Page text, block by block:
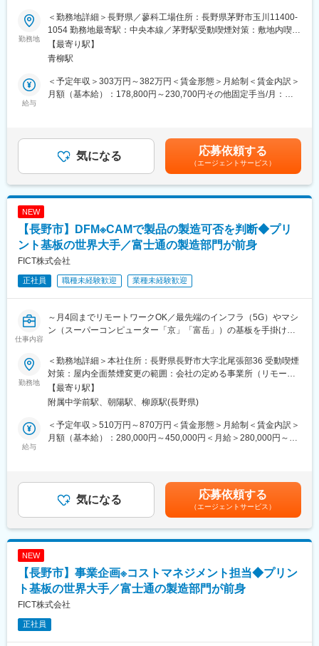
されます。
（3） 圧倒的な知名度、豊富な商品数により得られる商談機会の
多さ：
て、お客様のご要望に合わせて最適な1台を提案できます。
人2025への認定実績あり！
■多様なキャリアパス：
年齢・入社歴関係なく全社員に挑戦の機会が与えられます。セー
ルスリーダーなどで営業フロントを極めるのもよし、店舗経営者
実現できます。
■入社後の教育体制：
入社後の2週間の導入研修をはじめ、多彩な研修で成長をサポート
し、それぞれの役職や志向性に合わせた能力開発の制度も充実し
■当社について：
『日本のガリバーから世界のIDOMへ』東証プライム上場でクルマ
https://idom-inc.com/recruit/career-sales/
■業務概要
当社は長野県茅野市を拠点に、全国規模の建設用・建築用金属製
品の製造・施工を担っています。本ポジションでは、鉄骨組立工
として、鉄骨の組立や加工作業、型鋼や鋼管に鋼板を取り付ける
溶接・検査業務をお任せします。安全かつ高品質な製品を提供す
るため、現場や工場内での一連の工程に携わり、チームで大型建
築物の基盤を支える役割です。
・型鋼、鋼管に鋼板を取り付ける溶接・検査等の作業
■扱うサービス
■働く環境
・土日祝休、年休125日、プライベートが充実できる環境です
業務については物件毎、チームを組んで作図するので個別の指導
を気兼ねなく受けられます。
引越手当を支給しています。現在遠方にお住いの方も大歓迎で
す。
安心して働ける環境が整っています。
■当社について：
当社は意匠性、デザイン性の高い鋼構造物や地震から建物を守る
耐震装置などを製作する会社です。
設計会社・ゼネコンから発注を受注した設計図をもとに、建設物
用の鉄骨・金属の製造・加工・現場施工を行っています。
変更の範囲：会社の定める業務
勤務地
＜勤務地詳細＞長野県／蓼科工場住所：長野県茅野市玉川11400-
1054 勤務地最寄駅：中央本線／茅野駅受動喫煙対策：敷地内喫煙
可能場所あり変更の範囲：会社の定める事業所
【最寄り駅】
青柳駅
給与
＜予定年収＞303万円～382万円＜賃金形態＞月給制＜賃金内訳＞
月額（基本給）：178,800円～230,700円その他固定手当/月：
を通じて上下する可能性があります。月給(月額)は固定手当を含め
た表記です。気になる 応募依頼する
（エージェントサービス）
NEW
【長野市】DFM※CAMで製品の製造可否を判断◆プリ
ント基板の世界大手／富士通の製造部門が前身
FICT株式会社
正社員 職種未経験歓迎 業種未経験歓迎
仕事内容
～月4回までリモートワークOK／最先端のインフラ（5G）やマシ
ン（スーパーコンピューター「京」「富岳」）の基板を手掛け
板製造部門が前身～
■業務内容：
・CAMシステム（INCAM）を用いて、顧客要求基板の製造可否の
チェックを行います。
・プリント基板データをCAMシステムに取り込み、当社ルール
（デザインルール）に沿っているか確認、製造できない箇所があ
れば、製造可能な形にデータを修正します。
※実際の回路設計・製品設計は行いません。
■他部署との分担：
・デザインマニュアルに則った形で、顧客側でデザイン設計
・製造するためのデザインルールを守っているかのチェックや、
当社で製造可能なデータに起こし直すのがDFMの役割
・その後、製造性設計のチームが物をつくる上での製造データを
勤務地
＜勤務地詳細＞本社住所：長野県長野市大字北尾張部36 受動喫煙
対策：屋内全面禁煙変更の範囲：会社の定める事業所（リモート
ワーク含む）
【最寄り駅】
附属中学前駅、朝陽駅、柳原駅(長野県)
給与
＜予定年収＞510万円～870万円＜賃金形態＞月給制＜賃金内訳＞
月額（基本給）：280,000円～450,000円＜月給＞280,000円～
目安の金額であり、選考を通じて上下する可能性があります。月
給(月額)は固定手当を含めた表記です。
気になる 応募依頼する
（エージェントサービス）
NEW
【長野市】事業企画※コストマネジメント担当◆プリン
ト基板の世界大手／富士通の製造部門が前身
FICT株式会社
正社員